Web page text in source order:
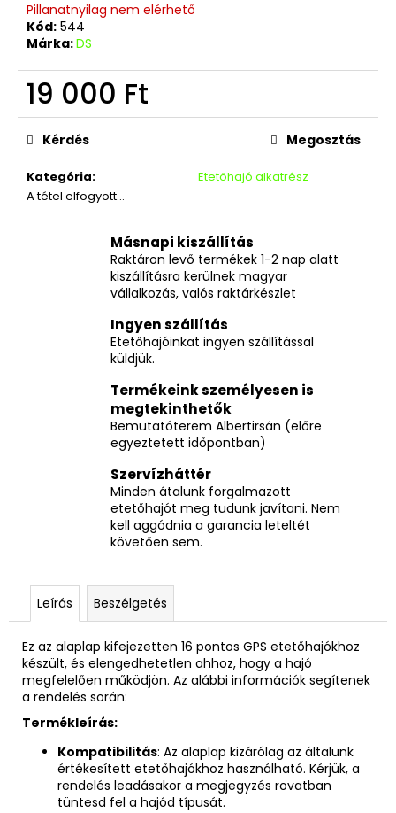
Pillanatnyilag nem elérhető
Kód: 544
Márka:DS
19 000 Ft
Egységár:
Kategória:
Etetőhajó alkatrész
A tétel elfogyott…
Kérdés Megosztás
Másnapi kiszállítás
Raktáron levő termékek 1-2 nap alatt
kiszállításra kerülnek magyar
vállalkozás, valós raktárkészlet
Ingyen szállítás
Etetőhajóinkat ingyen szállítással
küldjük.
Termékeink személyesen is
megtekinthetők
Bemutatóterem Albertirsán (előre
egyeztetett időpontban)
Szervízháttér
Minden átalunk forgalmazott
etetőhajót meg tudunk javítani. Nem
kell aggódnia a garancia leteltét
követően sem.
Leírás Beszélgetés
Ez az alaplap kifejezetten 16 pontos GPS etetőhajókhoz
készült, és elengedhetetlen ahhoz, hogy a hajó
megfelelően működjön. Az alábbi információk segítenek
a rendelés során:
Termékleírás:
Kompatibilitás: Az alaplap kizárólag az általunk
értékesített etetőhajókhoz használható. Kérjük, a
rendelés leadásakor a megjegyzés rovatban
tüntesd fel a hajód típusát.